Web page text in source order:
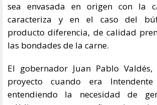
sea envasada en origen con la
caracteriza y en el caso del
producto diferencia, de calidad
las bondades de la carne.
El gobernador Juan Pablo
proyecto cuando era
entendiendo la necesidad de